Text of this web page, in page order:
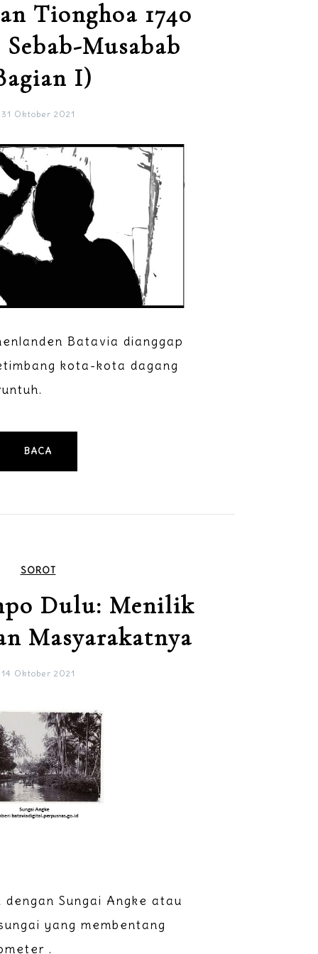
Tionghoa 1740
Musabab
I)
31 Oktober 2021
Batavia dianggap
kota-kota dagang
BACA
SOROT
Dulu: Menilik
Masyarakatnya
14 Oktober 2021
Sungai Angke atau
yang membentang
.